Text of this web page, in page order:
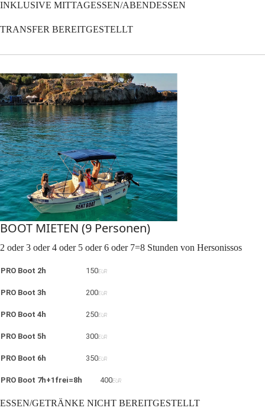
INKLUSIVE MITTAGESSEN/ABENDESSEN
TRANSFER BEREITGESTELLT
BOOT MIETEN (9 Personen)
2 oder 3 oder 4 oder 5 oder 6 oder 7=8 Stunden von Hersonissos
PRO Boot 2h 150EUR
PRO Boot 3h 200EUR
PRO Boot 4h 250EUR
PRO Boot 5h 300EUR
PRO Boot 6h 350EUR
PRO Boot 7h+1frei=8h 400EUR
ESSEN/GETRÄNKE NICHT BEREITGESTELLT